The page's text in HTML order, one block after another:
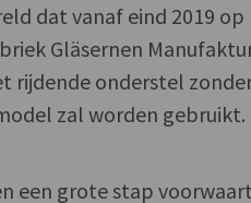
dat vanaf eind 2019 op
Gläsernen
rijdende onderstel
zal worden gebruikt.
een grote stap